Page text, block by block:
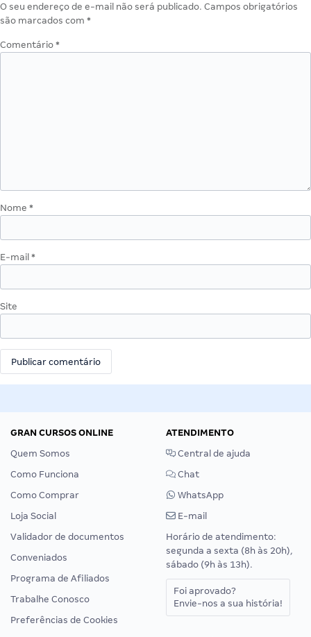
O seu endereço de e-mail não será publicado. Campos obrigatórios
são marcados com *
Comentário *
Nome *
E-mail *
Site
GRAN CURSOS ONLINE
Quem Somos
Como Funciona
Como Comprar
Loja Social
Validador de documentos
Conveniados
Programa de Afiliados
Trabalhe Conosco
Preferências de Cookies
ATENDIMENTO
Central de ajuda
Chat
WhatsApp
E-mail
Horário de atendimento:
segunda a sexta (8h às 20h),
sábado (9h às 13h).
Foi aprovado?
Envie-nos a sua história!